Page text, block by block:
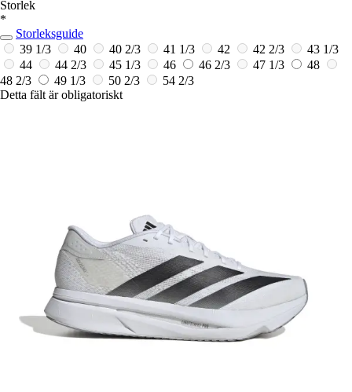
Storlek
*
Storleksguide
39 1/3
40 40 2/3 41 1/3 42 42 2/3
43 1/3
44
44 2/3 45 1/3 46 46 2/3 47 1/3
48
48 2/3
49 1/3 50 2/3
54 2/3
Detta fält är obligatoriskt